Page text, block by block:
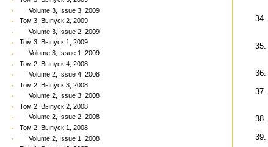
Volume 3, Issue 3, 2009
Том 3, Выпуск 2, 2009
Volume 3, Issue 2, 2009
Том 3, Выпуск 1, 2009
Volume 3, Issue 1, 2009
Том 2, Выпуск 4, 2008
Volume 2, Issue 4, 2008
Том 2, Выпуск 3, 2008
Volume 2, Issue 3, 2008
Том 2, Выпуск 2, 2008
Volume 2, Issue 2, 2008
Том 2, Выпуск 1, 2008
Volume 2, Issue 1, 2008